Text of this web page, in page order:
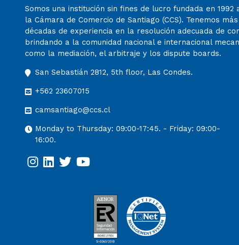
Somos una institución sin fines de lucro fundada en 1992
la Cámara de Comercio de Santiago (CCS). Tenemos
décadas de experiencia en la resolución adecuada de
brindando a la comunidad nacional e internacional
como la mediación, el arbitraje y los dispute boards.
San Sebastián 2812, 5th floor, Las Condes.
+562 23607015
camsantiago@ccs.cl
Monday to Thursday: 09:00-17:45. - Friday: 09:00-
16:00.